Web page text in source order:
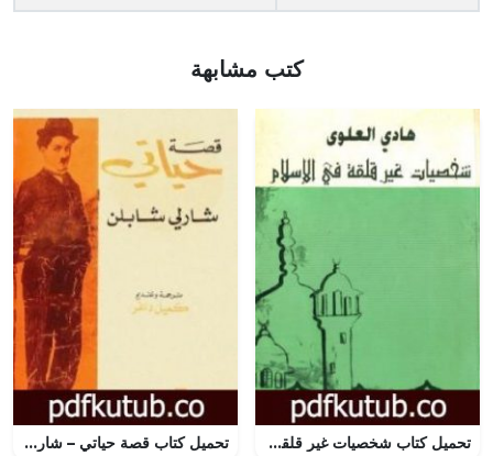
كتب مشابهة
تحميل كتاب شخصيات غير قلقة في الإسلام PDF تأليف هادي العلوي مجانا [كامل] تحميل كتاب قصة حياتي – شارلي شابلن PDF تأليف شارلي شابلن مجانا [كامل]